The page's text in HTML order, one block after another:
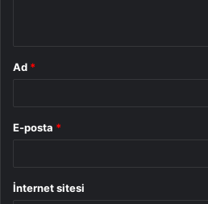
Ad *
E-posta *
İnternet sitesi